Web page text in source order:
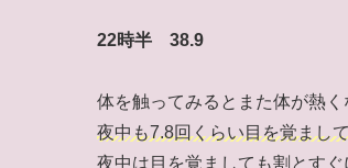
22時半 38.9
体を触ってみるとまた体が熱
夜中も7.8回くらい目を覚まし
夜中は目を覚ましても割とす